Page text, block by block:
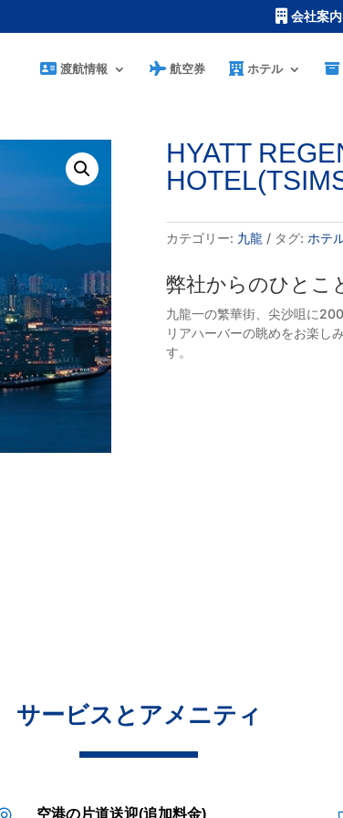
会社案内
渡航情報 航空券 ホテル
HYATT
カテゴリー: 九龍 タグ: ホテ
弊社からのひとこ
九龍一の繁華街、尖沙咀に
リアハーバーの眺めをお楽し
す。
サービスとアメニティ
空港の片道送迎(追加料金)